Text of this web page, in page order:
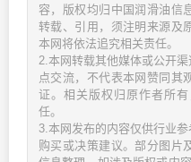
容，版权均归中国润滑油信
转载、引用，须注明来源及
本网将依法追究相关责任。
2.本网转载其他媒体或公开
点交流，不代表本网赞同其
证。相关版权归原作者所
任。
3.本网发布的内容仅供行业
购买或决策建议。部分图片